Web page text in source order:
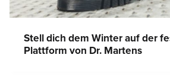
Stell dich dem Winter auf der
Plattform von Dr. Martens